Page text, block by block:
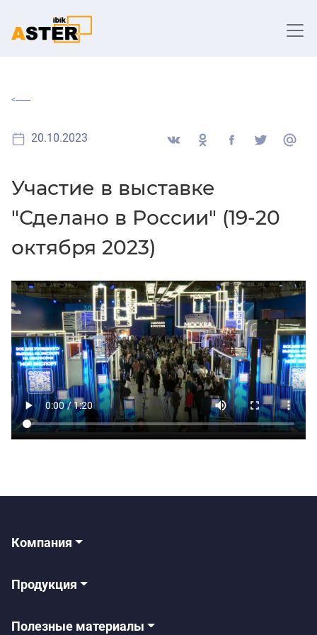
<-------
20.10.2023
Участие в выставке
"Сделано в России" (19-20
октября 2023)
Компания
Продукция
Полезные материалы